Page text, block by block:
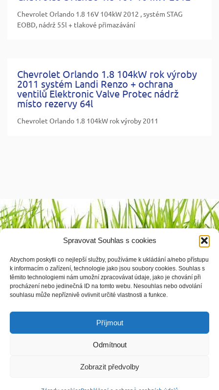
Spravovat Souhlas s cookies
Abychom poskytli co nejlepší služby, používáme k ukládání a/nebo přístupu
k informacím o zařízení, technologie jako jsou soubory cookies. Souhlas s
těmito technologiemi nám umožní zpracovávat údaje, jako je chování při
procházení nebo jedinečná ID na tomto webu. Nesouhlas nebo odvolání
souhlasu může nepříznivě ovlivnit určité vlastnosti a funkce.
Příjmout
Odmítnout
Zobrazit předvolby
Chevrolet Orlando 1.8 16V 104kW 2012 , systém STAG
EOBD, nádrž 55l + tlakové přimazávání
Chevrolet Orlando 1.8 104kW rok výroby
2011 systém Landi Renzo + ochrana
ventilů Elektronic Valve Protec nádrž
místo rezervy 64l
Chevrolet Orlando 1.8 104kW rok výroby 2011
© vyrobilaSoftmedia.cz|Zásady cookies|Prohlášení o ochraně osobních údajů